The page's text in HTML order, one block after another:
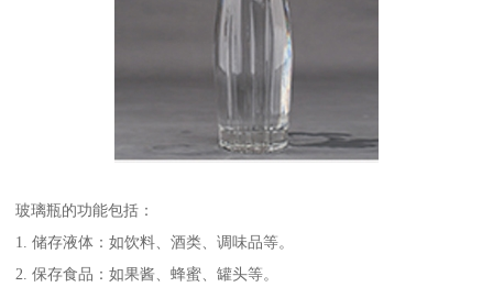
玻璃瓶的功能包括：
1. 储存液体：如饮料、酒类、调味品等。
2. 保存食品：如果酱、蜂蜜、罐头等。